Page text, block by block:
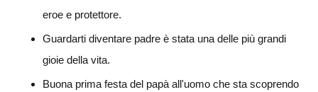
eroe e protettore.
Guardarti diventare padre è stata una delle più grandi
gioie della vita.
Buona prima festa del papà all'uomo che sta scoprendo